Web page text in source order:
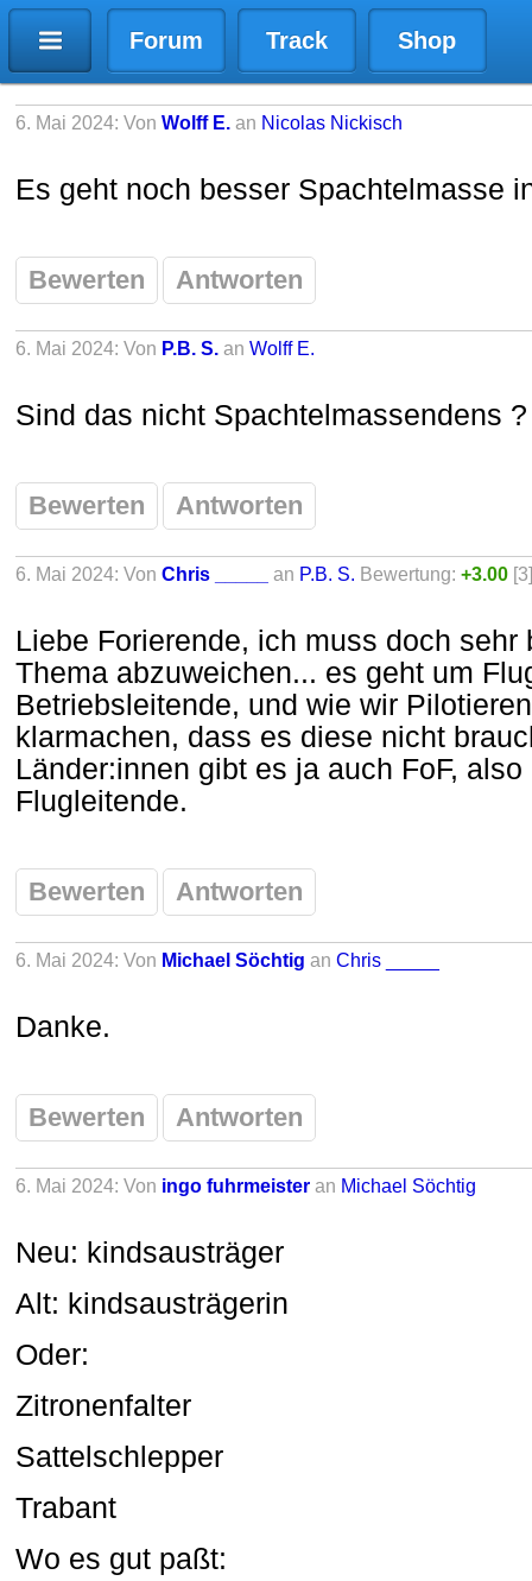
Forum Track Shop
6. Mai 2024: Von Wolff E. an Nicolas Nickisch
Es geht noch besser Spachtelmasse
Bewerten Antworten
6. Mai 2024: Von P.B. S. an Wolff E.
Sind das nicht Spachtelmassendens ?
Bewerten Antworten
6. Mai 2024: Von Chris _____ an P.B. S. Bewertung: +3.00 [3]
Liebe Forierende, ich muss doch sehr
Thema abzuweichen... es geht um
Betriebsleitende, und wie wir
klarmachen, dass es diese nicht
Länder:innen gibt es ja auch FoF,
Flugleitende.
Bewerten Antworten
6. Mai 2024: Von Michael Söchtig an Chris _____
Danke.
Bewerten Antworten
6. Mai 2024: Von ingo fuhrmeister an Michael Söchtig
Neu: kindsausträger
Alt: kindsausträgerin
Oder:
Zitronenfalter
Sattelschlepper
Trabant
Wo es gut paßt: